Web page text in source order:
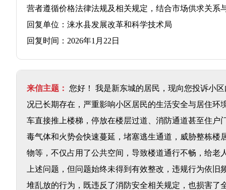
营者遵循价格法律法规及相关规定，结合市场供求关系
回复单位：涞水县发展改革和科学技术局
回复时间：2026年1月22日
来信主题： 您好！ 我是新东城的居民，现向您投诉小
况已长期存在，严重影响小区居民的生活安全与居住
车直接推上楼梯，停放在楼层过道、消防通道甚至住
毒气体和火势会快速蔓延，堵塞逃生通道，威胁整栋
物等，不仅占用了公共空间，导致楼道通行不畅，给
上述问题，但问题始终未得到有效整改，违规行为依
堆乱放的行为，既违反了消防安全相关规定，也损害